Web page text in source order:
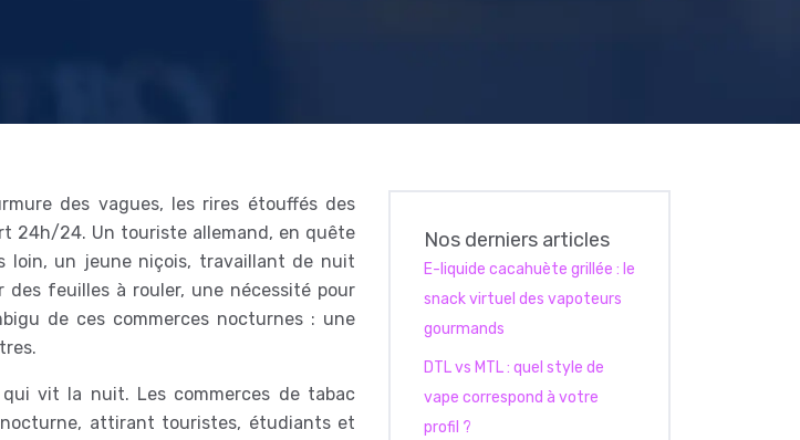
des vagues, les rires étouffés des
24h/24. Un touriste allemand, en quête
loin, un jeune niçois, travaillant de nuit
des feuilles à rouler, une nécessité pour
de ces commerces nocturnes : une
vit la nuit. Les commerces de tabac
attirant touristes, étudiants et
Nos derniers articles
E-liquide cacahuète grillée : le
snack virtuel des vapoteurs
gourmands
DTL vs MTL : quel style de
vape correspond à votre
profil ?